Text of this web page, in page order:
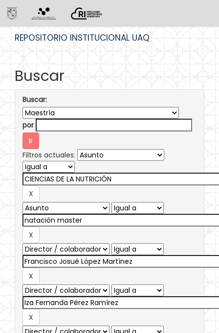
REPOSITORIO INSTITUCIONAL UAQ
Buscar
Buscar:
por
Filtros actuales: